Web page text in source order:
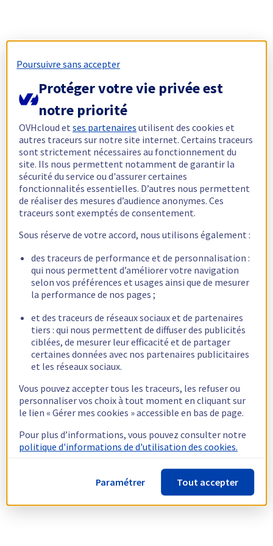
Poursuivre sans accepter
Protéger votre vie privée est
notre priorité
OVHcloud etses partenaires utilisent des cookies et
autres traceurs sur notre site internet. Certains traceurs
sont strictement nécessaires au fonctionnement du
site. Ils nous permettent notamment de garantir la
sécurité du service ou d'assurer certaines
fonctionnalités essentielles. D’autres nous permettent
de réaliser des mesures d’audience anonymes. Ces
traceurs sont exemptés de consentement.
Sous réserve de votre accord, nous utilisons également :
des traceurs de performance et de personnalisation :
qui nous permettent d’améliorer votre navigation
selon vos préférences et usages ainsi que de mesurer
la performance de nos pages ;
et des traceurs de réseaux sociaux et de partenaires
tiers : qui nous permettent de diffuser des publicités
ciblées, de mesurer leur efficacité et de partager
certaines données avec nos partenaires publicitaires
et les réseaux sociaux.
Vous pouvez accepter tous les traceurs, les refuser ou
personnaliser vos choix à tout moment en cliquant sur
le lien « Gérer mes cookies » accessible en bas de page.
Pour plus d’informations, vous pouvez consulter notre
politique d'informations de d'utilisation des cookies.
Paramétrer Tout accepter